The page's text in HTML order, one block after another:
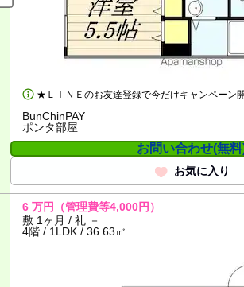
★ＬＩＮＥのお友達登録で今だけキャンペーン
BunChinPAY
ポンタ部屋
お問い合わせ(無料
お気に入り
6 万円
（管理費等4,000円）
敷 1ヶ月 / 礼 －
4階 / 1LDK / 36.63㎡